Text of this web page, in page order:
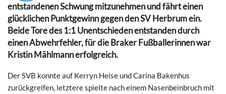
entstandenen Schwung mitzunehmen und fährt einen
glücklichen Punktgewinn gegen den SV Herbrum ein.
Beide Tore des 1:1 Unentschieden entstanden durch
einen Abwehrfehler, für die Braker Fußballerinnen war
Kristin Mählmann erfolgreich.
Der SVB konnte auf Kerryn Heise und Carina Bakenhus
zurückgreifen, letztere spielte nach einem Nasenbeinbruch mit